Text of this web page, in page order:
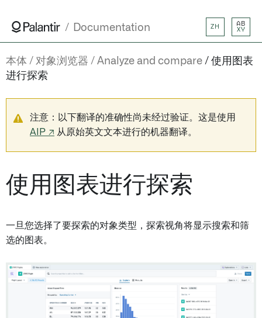
Documentation ZH
AB
XY
本体 对象浏览器 Analyze and compare
使用图表
进行探索
注意：以下翻译的准确性尚未经过验证。这是使用
AIP ↗ 从原始英文文本进行的机器翻译。
使用图表进行探索
一旦您选择了要探索的对象类型，探索视角将显示搜索和筛
选的图表。